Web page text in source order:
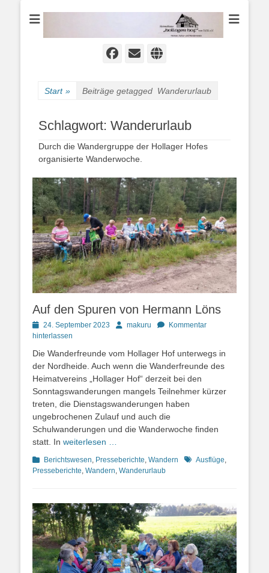
Heimathaus
Hollager Hof v.
Facebook
E-
Website
Start » Beiträge getagged Wanderurlaub
Schlagwort: Wanderurlaub
Durch die Wandergruppe der Hollager Hofes
organisierte Wanderwoche.
Auf den Spuren von Hermann Löns
Posted
on
24. September 2023 Autormakuru
Kommentar
hinterlassen
Die Wanderfreunde vom Hollager Hof unterwegs in
der Nordheide. Auch wenn die Wanderfreunde des
Heimatvereins „Hollager Hof“ derzeit bei den
Sonntagswanderungen mangels Teilnehmer kürzer
treten, die Dienstagswanderungen haben
ungebrochenen Zulauf und auch die
Schulwanderungen und die Wanderwoche finden
statt. In weiterlesen …
Kategorien
Berichtswesen Presseberichte Wandern Schlagworte
Ausflüge
Presseberichte Wandern Wanderurlaub